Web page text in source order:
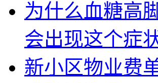
为什么血糖高
会出现这个症
新小区物业费